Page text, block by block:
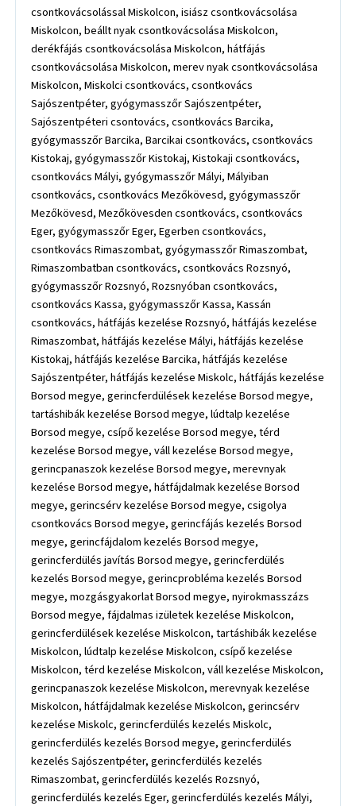
csontkovácsolással Miskolcon, isiász csontkovácsolása
Miskolcon, beállt nyak csontkovácsolása Miskolcon,
derékfájás csontkovácsolása Miskolcon, hátfájás
csontkovácsolása Miskolcon, merev nyak csontkovácsolása
Miskolcon, Miskolci csontkovács, csontkovács
Sajószentpéter, gyógymasszőr Sajószentpéter,
Sajószentpéteri csontovács, csontkovács Barcika,
gyógymasszőr Barcika, Barcikai csontkovács, csontkovács
Kistokaj, gyógymasszőr Kistokaj, Kistokaji csontkovács,
csontkovács Mályi, gyógymasszőr Mályi, Mályiban
csontkovács, csontkovács Mezőkövesd, gyógymasszőr
Mezőkövesd, Mezőkövesden csontkovács, csontkovács
Eger, gyógymasszőr Eger, Egerben csontkovács,
csontkovács Rimaszombat, gyógymasszőr Rimaszombat,
Rimaszombatban csontkovács, csontkovács Rozsnyó,
gyógymasszőr Rozsnyó, Rozsnyóban csontkovács,
csontkovács Kassa, gyógymasszőr Kassa, Kassán
csontkovács, hátfájás kezelése Rozsnyó, hátfájás kezelése
Rimaszombat, hátfájás kezelése Mályi, hátfájás kezelése
Kistokaj, hátfájás kezelése Barcika, hátfájás kezelése
Sajószentpéter, hátfájás kezelése Miskolc, hátfájás kezelése
Borsod megye, gerincferdülések kezelése Borsod megye,
tartáshibák kezelése Borsod megye, lúdtalp kezelése
Borsod megye, csípő kezelése Borsod megye, térd
kezelése Borsod megye, váll kezelése Borsod megye,
gerincpanaszok kezelése Borsod megye, merevnyak
kezelése Borsod megye, hátfájdalmak kezelése Borsod
megye, gerincsérv kezelése Borsod megye, csigolya
csontkovács Borsod megye, gerincfájás kezelés Borsod
megye, gerincfájdalom kezelés Borsod megye,
gerincferdülés javítás Borsod megye, gerincferdülés
kezelés Borsod megye, gerincprobléma kezelés Borsod
megye, mozgásgyakorlat Borsod megye, nyirokmasszázs
Borsod megye, fájdalmas izületek kezelése Miskolcon,
gerincferdülések kezelése Miskolcon, tartáshibák kezelése
Miskolcon, lúdtalp kezelése Miskolcon, csípő kezelése
Miskolcon, térd kezelése Miskolcon, váll kezelése Miskolcon,
gerincpanaszok kezelése Miskolcon, merevnyak kezelése
Miskolcon, hátfájdalmak kezelése Miskolcon, gerincsérv
kezelése Miskolc, gerincferdülés kezelés Miskolc,
gerincferdülés kezelés Borsod megye, gerincferdülés
kezelés Sajószentpéter, gerincferdülés kezelés
Rimaszombat, gerincferdülés kezelés Rozsnyó,
gerincferdülés kezelés Eger, gerincferdülés kezelés Mályi,